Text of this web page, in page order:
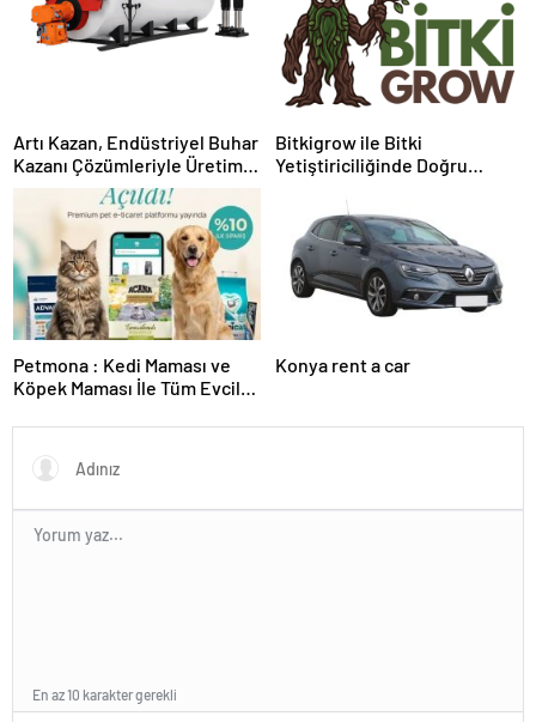
Artı Kazan, Endüstriyel Buhar
Kazanı Çözümleriyle Üretim
Tesislerine Verimli Sistemler
Sunuyor
Bitkigrow ile Bitki
Yetiştiriciliğinde Doğru
Petmona : Kedi Maması ve
Köpek Maması İle Tüm Evcil
Konya rent a car
En az 10 karakter gerekli